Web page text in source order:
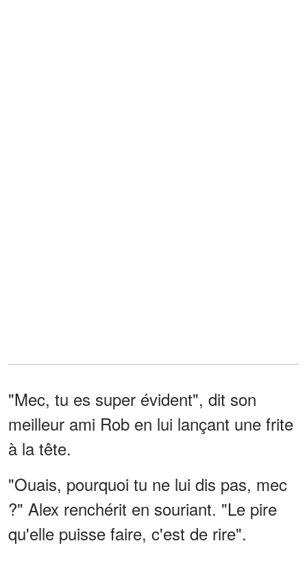
"Mec, tu es super évident", dit son
meilleur ami Rob en lui lançant une frite
à la tête.
"Ouais, pourquoi tu ne lui dis pas, mec
?" Alex renchérit en souriant. "Le pire
qu'elle puisse faire, c'est de rire".